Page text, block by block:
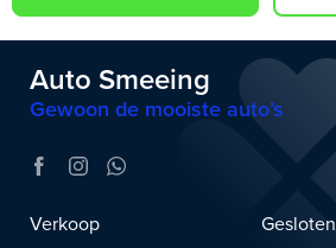
Auto Smeeing
Gewoon de mooiste auto’s
Verkoop
Gesloten